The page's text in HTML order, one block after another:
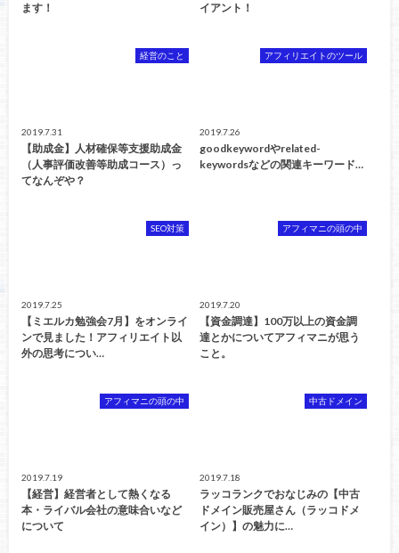
ます！
イアント！
経営のこと
2019.7.31
【助成金】人材確保等支援助成金
（人事評価改善等助成コース）っ
てなんぞや？
アフィリエイトのツール
2019.7.26
goodkeywordやrelated-
keywordsなどの関連キーワード…
SEO対策
2019.7.25
【ミエルカ勉強会7月】をオンライ
ンで見ました！アフィリエイト以
外の思考につい…
アフィマニの頭の中
2019.7.20
【資金調達】100万以上の資金調
達とかについてアフィマニが思う
こと。
アフィマニの頭の中
2019.7.19
【経営】経営者として熱くなる
本・ライバル会社の意味合いなど
について
中古ドメイン
2019.7.18
ラッコランクでおなじみの【中古
ドメイン販売屋さん（ラッコドメ
イン）】の魅力に…